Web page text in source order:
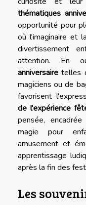
thématiques
opportunité pour
où l'imaginaire et
divertissement
attention. En
anniversaire telles
magiciens ou de
favorisent
de l'expérience
pensée,
magie pour
amusement et
apprentissage
après la fin des
Les